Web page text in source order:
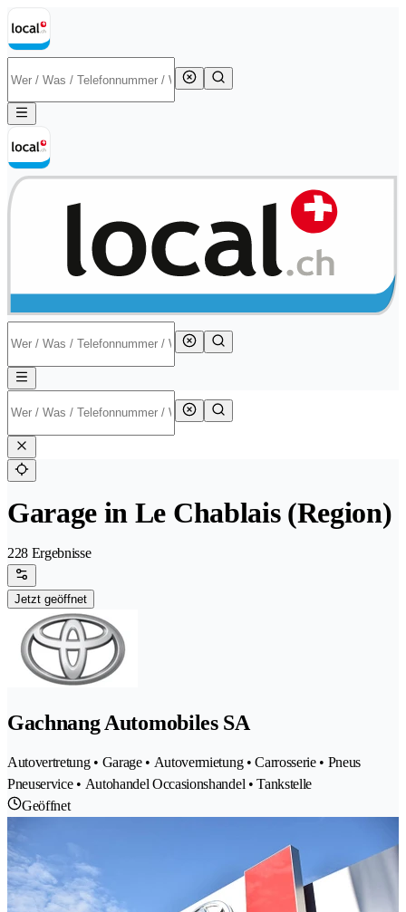
Garage in Le Chablais (Region)
228 Ergebnisse
Jetzt geöffnet
Gachnang Automobiles SA
Autovertretung • Garage • Autovermietung • Carrosserie • Pneus
Pneuservice • Autohandel Occasionshandel • Tankstelle
Geöffnet